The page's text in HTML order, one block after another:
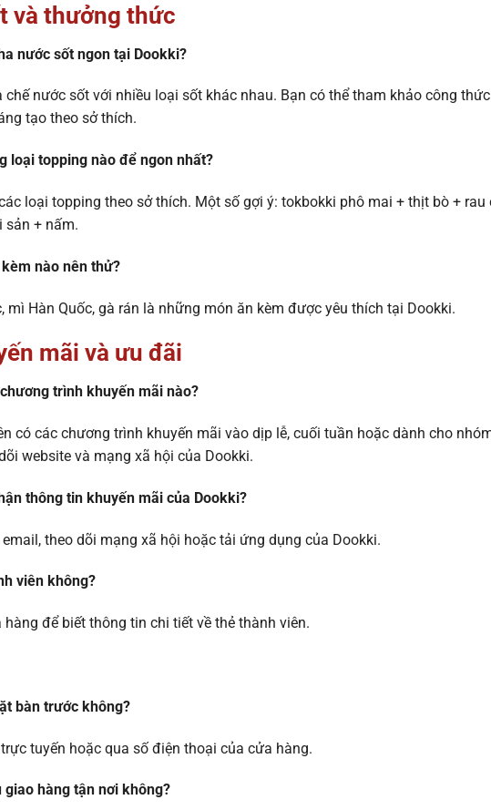
và thưởng thức
nước sốt ngon tại Dookki?
chế nước sốt với nhiều loại sốt khác nhau. Bạn có thể tham khảo công thức
tạo theo sở thích.
loại topping nào để ngon nhất?
loại topping theo sở thích. Một số gợi ý: tokbokki phô mai + thịt bò + rau
sản + nấm.
nào nên thử?
mì Hàn Quốc, gà rán là những món ăn kèm được yêu thích tại Dookki.
mãi và ưu đãi
trình khuyến mãi nào?
có các chương trình khuyến mãi vào dịp lễ, cuối tuần hoặc dành cho
website và mạng xã hội của Dookki.
thông tin khuyến mãi của Dookki?
theo dõi mạng xã hội hoặc tải ứng dụng của Dookki.
viên không?
để biết thông tin chi tiết về thẻ thành viên.
bàn trước không?
tuyến hoặc qua số điện thoại của cửa hàng.
hàng tận nơi không?